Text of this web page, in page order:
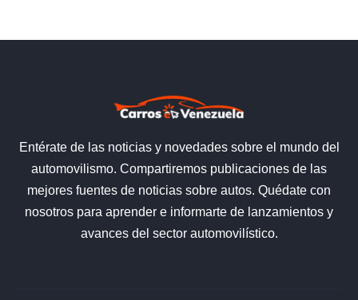
Entérate de las noticias y novedades sobre el mundo del
automovilismo. Compartiremos publicaciones de las
mejores fuentes de noticias sobre autos. Quédate con
nosotros para aprender e informarte de lanzamientos y
avances del sector automovilístico.